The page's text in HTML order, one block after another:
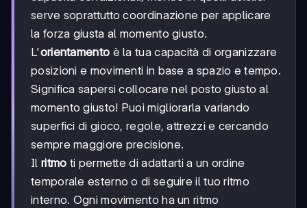
serve soprattutto coordinazione per applicare
la forza giusta al momento giusto.
L'orientamento è la tua capacità di organizzare
posizioni e movimenti in base a spazio e tempo.
Significa sapersi collocare nel posto giusto al
momento giusto! Puoi migliorarla variando
superfici di gioco, regole, attrezzi e cercando
sempre maggiore precisione.
Il ritmo ti permette di adattarti a un ordine
temporale esterno o di seguire il tuo ritmo
interno. Ogni movimento ha un ritmo